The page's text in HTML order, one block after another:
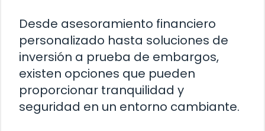
Desde asesoramiento financiero
personalizado hasta soluciones de
inversión a prueba de embargos,
existen opciones que pueden
proporcionar tranquilidad y
seguridad en un entorno cambiante.